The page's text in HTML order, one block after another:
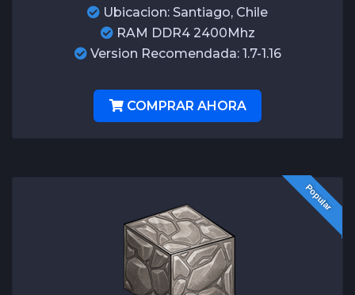
Ubicacion: Santiago, Chile
RAM DDR4 2400Mhz
Version Recomendada: 1.7-1.16
COMPRAR AHORA
Popular